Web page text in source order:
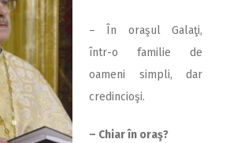
– În oraşul Galaţi,
într-o familie de
oameni simpli, dar
credincioşi.
– Chiar în oraş?